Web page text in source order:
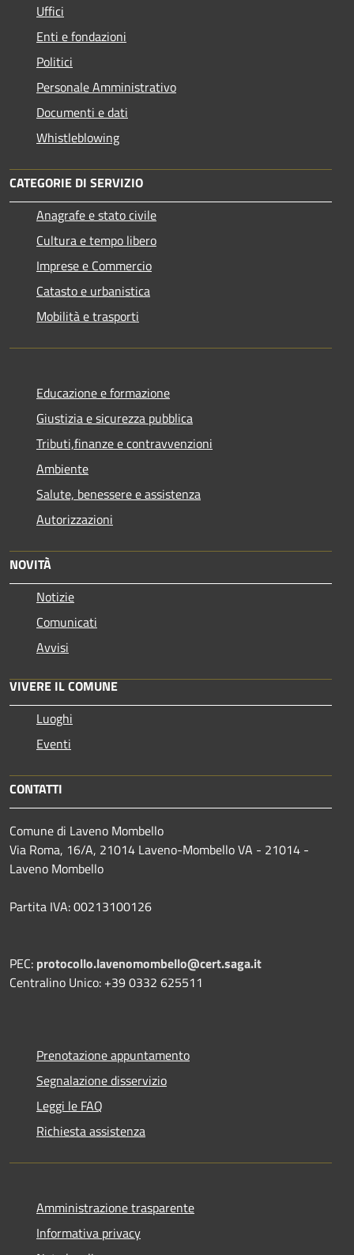
Uffici
Enti e fondazioni
Politici
Personale Amministrativo
Documenti e dati
Whistleblowing
CATEGORIE DI SERVIZIO
Anagrafe e stato civile
Cultura e tempo libero
Imprese e Commercio
Catasto e urbanistica
Mobilità e trasporti
Educazione e formazione
Giustizia e sicurezza pubblica
Tributi,finanze e contravvenzioni
Ambiente
Salute, benessere e assistenza
Autorizzazioni
NOVITÀ
Notizie
Comunicati
Avvisi
VIVERE IL COMUNE
Luoghi
Eventi
CONTATTI
Comune di Laveno Mombello
Via Roma, 16/A, 21014 Laveno-Mombello VA - 21014 -
Laveno Mombello
Partita IVA: 00213100126
PEC: protocollo.lavenomombello@cert.saga.it
Centralino Unico: +39 0332 625511
Prenotazione appuntamento
Segnalazione disservizio
Leggi le FAQ
Richiesta assistenza
Amministrazione trasparente
Informativa privacy